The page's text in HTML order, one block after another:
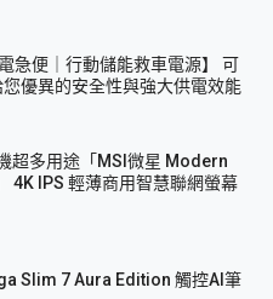
急便｜行動儲能救車電源】 可
優異的安全性與強大供電效能
超多用途「MSI微星 Modern
4K IPS 輕薄商用智慧聯網螢幕
Slim 7 Aura Edition 觸控AI筆